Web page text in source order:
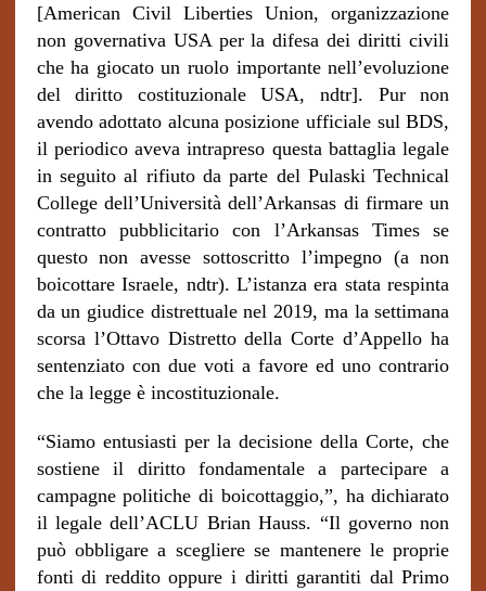
[American Civil Liberties Union, organizzazione
non governativa USA per la difesa dei diritti civili
che ha giocato un ruolo importante nell’evoluzione
del diritto costituzionale USA, ndtr]. Pur non
avendo adottato alcuna posizione ufficiale sul BDS,
il periodico aveva intrapreso questa battaglia legale
in seguito al rifiuto da parte del Pulaski Technical
College dell’Università dell’Arkansas di firmare un
contratto pubblicitario con l’Arkansas Times se
questo non avesse sottoscritto l’impegno (a non
boicottare Israele, ndtr). L’istanza era stata respinta
da un giudice distrettuale nel 2019, ma la settimana
scorsa l’Ottavo Distretto della Corte d’Appello ha
sentenziato con due voti a favore ed uno contrario
che la legge è incostituzionale.
“Siamo entusiasti per la decisione della Corte, che
sostiene il diritto fondamentale a partecipare a
campagne politiche di boicottaggio,”, ha dichiarato
il legale dell’ACLU Brian Hauss. “Il governo non
può obbligare a scegliere se mantenere le proprie
fonti di reddito oppure i diritti garantiti dal Primo